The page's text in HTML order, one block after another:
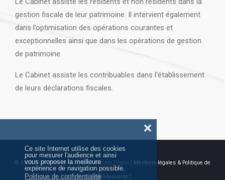
Ce site Internet utilise des cookies
pour mesurer l'audience et ainsi
vous proposer la meilleure
expérience de navigation possible.
Politique de confidentialité
❌
gestion fiscale de leur patrimoine. Il intervient également
dans l’optimisation des opérations courantes et
exceptionnelles ainsi que dans les opérations de gestion
de patrimoine.
Le Cabinet assiste les contribuables dans l’établissement
de leurs déclarations fiscales.
© 2026 Tous droits réservés AJ Avocats | Paris | Mentions légales & Politique de
confidentialité |